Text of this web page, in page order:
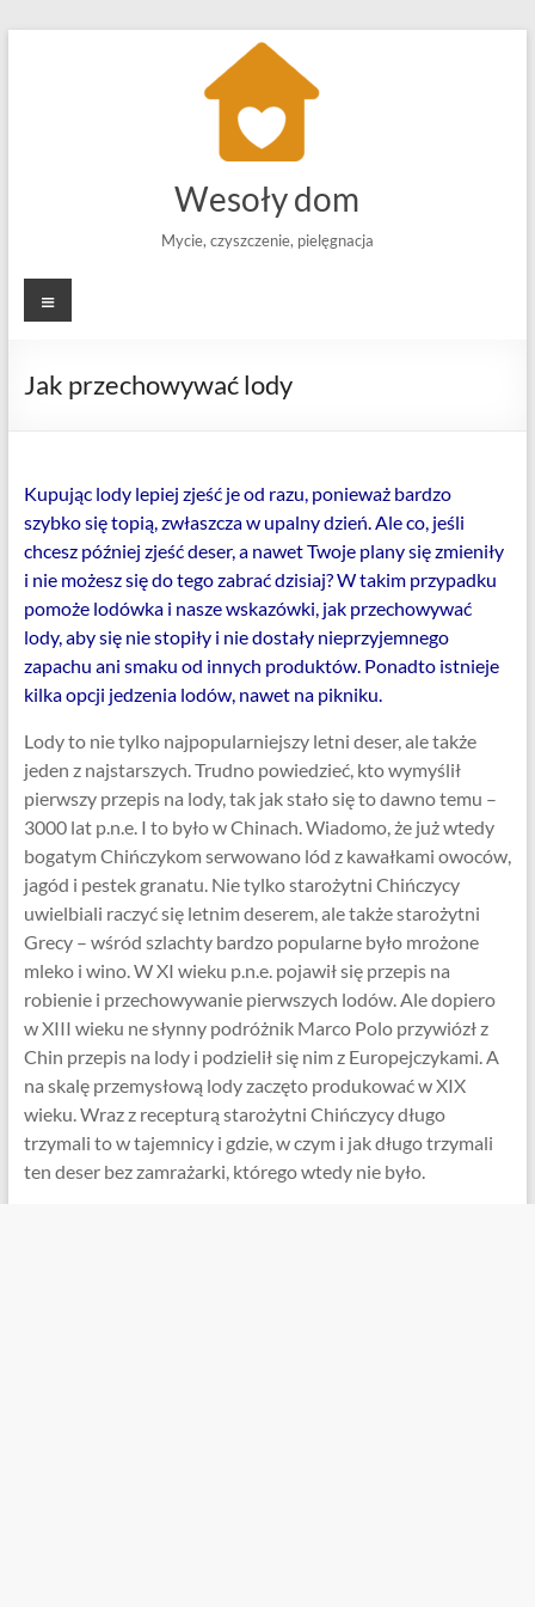
Wesoły dom
Mycie, czyszczenie, pielęgnacja
Menu
Jak przechowywać lody
Kupując lody lepiej zjeść je od razu, ponieważ bardzo
szybko się topią, zwłaszcza w upalny dzień. Ale co, jeśli
chcesz później zjeść deser, a nawet Twoje plany się zmieniły
i nie możesz się do tego zabrać dzisiaj? W takim przypadku
pomoże lodówka i nasze wskazówki, jak przechowywać
lody, aby się nie stopiły i nie dostały nieprzyjemnego
zapachu ani smaku od innych produktów. Ponadto istnieje
kilka opcji jedzenia lodów, nawet na pikniku.
Lody to nie tylko najpopularniejszy letni deser, ale także
jeden z najstarszych. Trudno powiedzieć, kto wymyślił
pierwszy przepis na lody, tak jak stało się to dawno temu –
3000 lat p.n.e. I to było w Chinach. Wiadomo, że już wtedy
bogatym Chińczykom serwowano lód z kawałkami owoców,
jagód i pestek granatu. Nie tylko starożytni Chińczycy
uwielbiali raczyć się letnim deserem, ale także starożytni
Grecy – wśród szlachty bardzo popularne było mrożone
mleko i wino. W XI wieku p.n.e. pojawił się przepis na
robienie i przechowywanie pierwszych lodów. Ale dopiero
w XIII wieku ne słynny podróżnik Marco Polo przywiózł z
Chin przepis na lody i podzielił się nim z Europejczykami. A
na skalę przemysłową lody zaczęto produkować w XIX
wieku. Wraz z recepturą starożytni Chińczycy długo
trzymali to w tajemnicy i gdzie, w czym i jak długo trzymali
ten deser bez zamrażarki, którego wtedy nie było.